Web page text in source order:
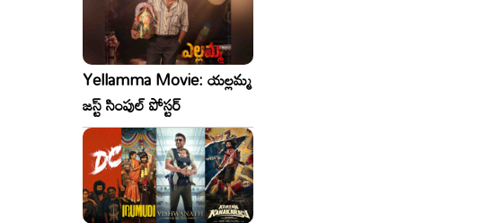
Yellamma Movie: యల్లమ్మ
జస్ట్ సింపుల్ పోస్టర్